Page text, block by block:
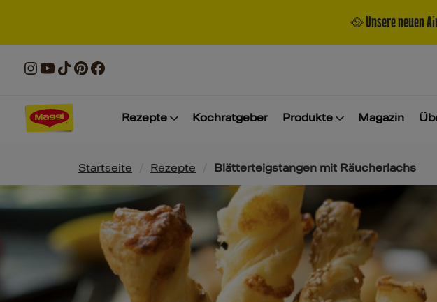
🥘 Unsere neuen
Rezepte Kochratgeber Produkte Magazin
Pfadnavigation
Startseite Rezepte Blätterteigstangen mit Räucherlachs